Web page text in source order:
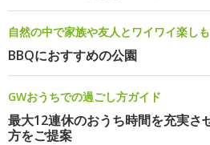
自然の中で家族や友人とワイワイ楽しも
BBQにおすすめの公園
GWおうちでの過ごし方ガイド
最大12連休のおうち時間を充実さ
方をご提案